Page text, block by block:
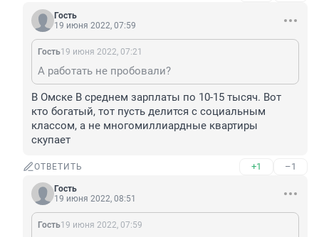
Гость
19 июня 2022, 07:59
Гость19 июня 2022, 07:21
А работать не пробовали?
В Омске В среднем зарплаты по 10-15 тысяч. Вот
кто богатый, тот пусть делится с социальным
классом, а не многомиллиардные квартиры
скупает
ОТВЕТИТЬ +1 –1
Гость
19 июня 2022, 08:51
Гость19 июня 2022, 07:59